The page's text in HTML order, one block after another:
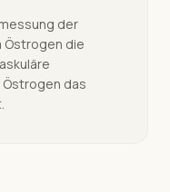
der
Östrogen die
das